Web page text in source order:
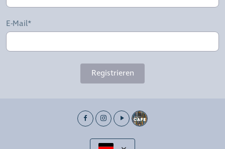
E-Mail*
Registrieren